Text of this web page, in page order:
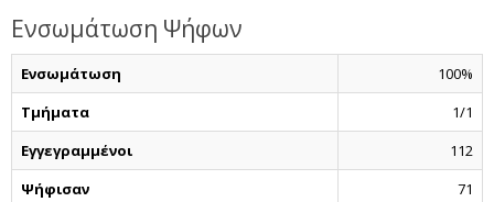
Ενσωμάτωση Ψήφων
Ενσωμάτωση
100%
Τμήματα
1/1
Εγγεγραμμένοι
112
Ψήφισαν
71